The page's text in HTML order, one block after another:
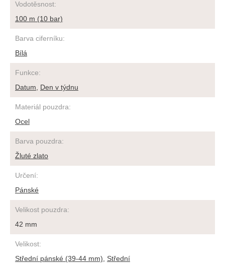
Vodotěsnost:
100 m (10 bar)
Barva ciferníku:
Bílá
Funkce:
Datum
Den v týdnu
Materiál pouzdra:
Ocel
Barva pouzdra:
Žluté zlato
Určení:
Pánské
Velikost pouzdra:
42 mm
Velikost:
Střední pánské (39-44 mm)
Střední